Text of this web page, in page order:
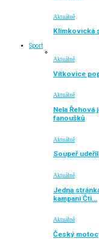
Aktuálně
Klimkovická
Sport
Aktuálně
Vítkovice
Aktuálně
Nela Řehová
fanoušků
Aktuálně
Soupeř
Aktuálně
Jedna
kampani Čti…
Aktuálně
Český